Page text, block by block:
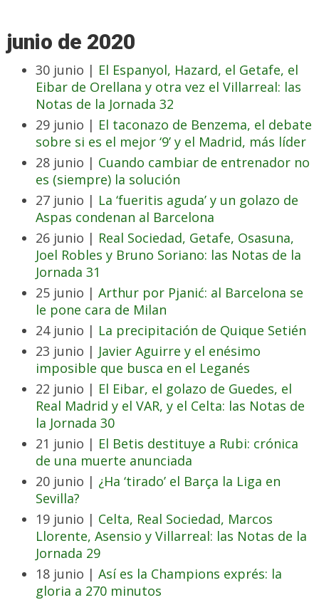
junio de 2020
30 junio | El Espanyol, Hazard, el Getafe, el
Eibar de Orellana y otra vez el Villarreal: las
Notas de la Jornada 32
29 junio | El taconazo de Benzema, el debate
sobre si es el mejor ‘9’ y el Madrid, más líder
28 junio | Cuando cambiar de entrenador no
es (siempre) la solución
27 junio | La ‘fueritis aguda’ y un golazo de
Aspas condenan al Barcelona
26 junio | Real Sociedad, Getafe, Osasuna,
Joel Robles y Bruno Soriano: las Notas de la
Jornada 31
25 junio | Arthur por Pjanić: al Barcelona se
le pone cara de Milan
24 junio | La precipitación de Quique Setién
23 junio | Javier Aguirre y el enésimo
imposible que busca en el Leganés
22 junio | El Eibar, el golazo de Guedes, el
Real Madrid y el VAR, y el Celta: las Notas de
la Jornada 30
21 junio | El Betis destituye a Rubi: crónica
de una muerte anunciada
20 junio | ¿Ha ‘tirado’ el Barça la Liga en
Sevilla?
19 junio | Celta, Real Sociedad, Marcos
Llorente, Asensio y Villarreal: las Notas de la
Jornada 29
18 junio | Así es la Champions exprés: la
gloria a 270 minutos